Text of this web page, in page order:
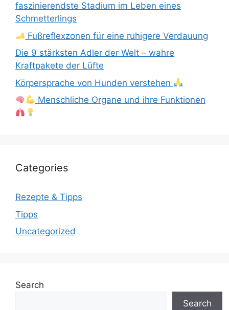
faszinierendste Stadium im Leben eines
Schmetterlings
Fußreflexzonen für eine ruhigere Verdauung
Die 9 stärksten Adler der Welt – wahre
Kraftpakete der Lüfte
Körpersprache von Hunden verstehen
Menschliche Organe und ihre Funktionen
Categories
Rezepte & Tipps
Tipps
Uncategorized
Search
Search